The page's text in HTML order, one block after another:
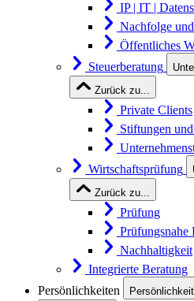
IP | IT |
Nachfolge
Öffentliches
Steuerberatung
Zurück zu...
Private Clients
Stiftungen
Wirtschaftsprüfung
Zurück zu...
Prüfung
Prüfungsnahe
Nachhaltigkeit
Integrierte Beratung
Persönlichkeiten